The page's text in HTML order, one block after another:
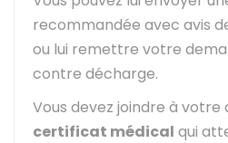
recommandée avec avis
ou lui remettre votre
contre décharge.
Vous devez joindre à votre
certificat médical qui